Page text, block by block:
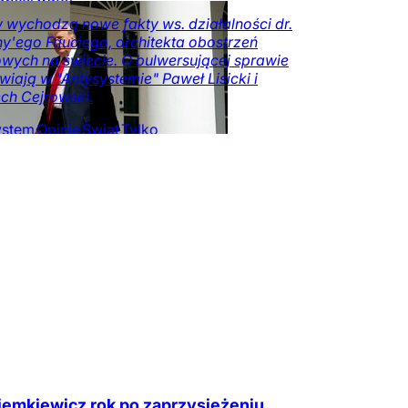
wychodzą nowe fakty ws. działalności dr.
Fauciego, architekta obostrzeń
na świecie. O bulwersującej sprawie
w "Antysystemie" Paweł Lisicki i
Cejrowski.
OpinieŚwiatTylko